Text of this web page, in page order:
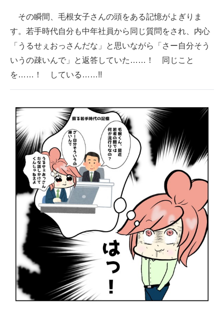
その瞬間、毛根女子さんの頭をある記憶がよぎりま
す。若手時代自分も中年社員から同じ質問をされ、内心
「うるせぇおっさんだな」と思いながら「さー自分そう
いうの疎いんで」と返答していた……！ 同じこと
を……！ している……!!